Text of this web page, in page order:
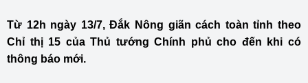
Từ 12h ngày 13/7, Đắk Nông giãn cách toàn tỉnh theo
Chỉ thị 15 của Thủ tướng Chính phủ cho đến khi có
thông báo mới.